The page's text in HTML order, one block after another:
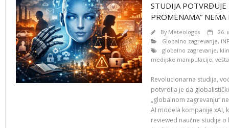
STUDIJA
PROMENAMA“
By Meteologos
26.
Globalno zagrevanje,
globalno zagrevanje,
medijske manipulacije,
Revolucionarna studija,
potvrdila je da
„globalnom zagrevanju“
AI modela kompanije xAI,
reviewed naučne studije